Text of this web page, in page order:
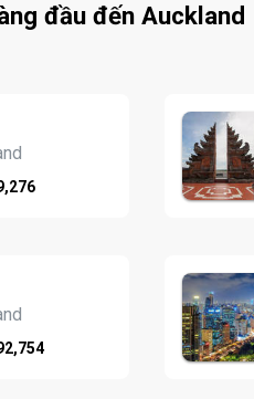
đầu đến Auckland
276
754